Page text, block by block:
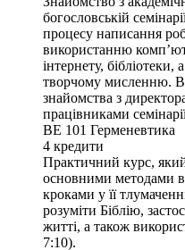
богословській
процесу написання
використанню
інтернету,
творчому мисленню. В
знайомства з
працівниками
BE 101 Герменевтика
4 кредити
Практичний курс,
основними методами
кроками у її
розуміти Біблію,
житті, а також
7:10).